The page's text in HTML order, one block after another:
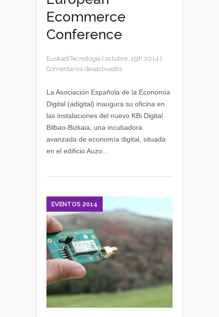
Ecommerce
Conference
EuskadiTecnologia octubre, 15th 2014
Comentarios desactivadosen
llega
y
se
presenta
Conference
La Asociación Española de la Economía
Digital (adigital) inaugura su oficina en
las instalaciones del nuevo KBi Digital
Bilbao-Bizkaia, una incubadora
avanzada de economía digital, situada
en el edificio Auzo...
EVENTOS 2014